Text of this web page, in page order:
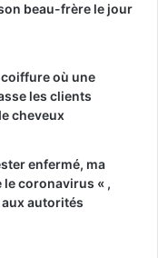
beau-frère le jour
où une
les clients
cheveux
enfermé, ma
le coronavirus « ,
autorités